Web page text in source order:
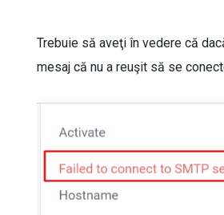
Trebuie să aveţi în vedere că
mesaj că nu a reuşit să se